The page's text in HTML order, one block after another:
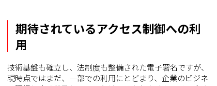
期待されているアクセス制御への利
用
技術基盤も確立し、法制度も整備された電子署名ですが、
現時点ではまだ、一部での利用にとどまり、企業のビジネ